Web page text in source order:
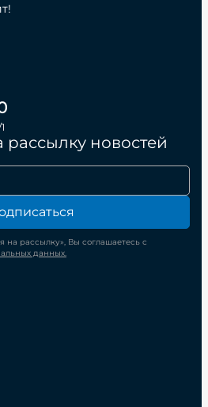
рассылку новостей
рассылку», Вы соглашаетесь с
данных.